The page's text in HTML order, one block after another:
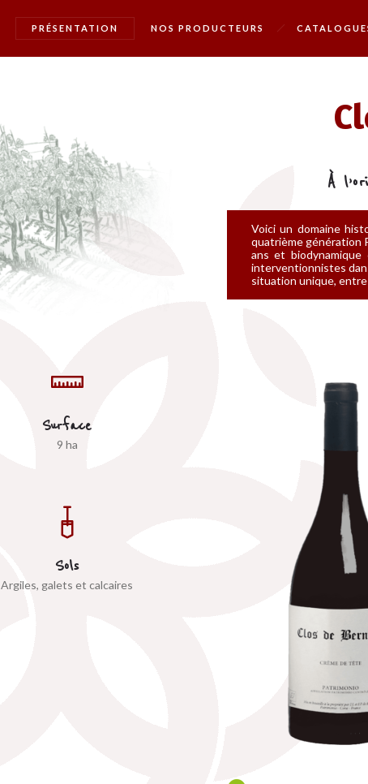
PRÉSENTATION NOS PRODUCTEURS
Surface
9 ha
Sols
Argiles, galets et calcaires
À
Voici un domaine
quatrième génération
ans et
interventionnistes
situation unique,